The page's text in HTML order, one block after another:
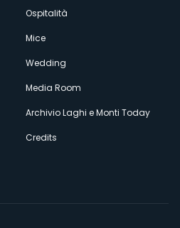
Ospitalità
Mice
Wedding
Media Room
Archivio Laghi e Monti Today
Credits